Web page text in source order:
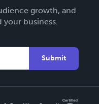
growth, and
business.
Submit